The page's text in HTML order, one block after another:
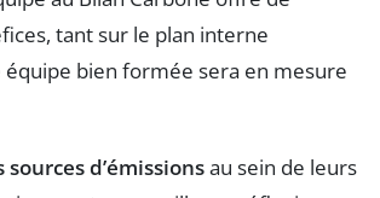
tant sur le plan interne
équipe bien formée sera en mesure
d’émissionsau sein de leurs